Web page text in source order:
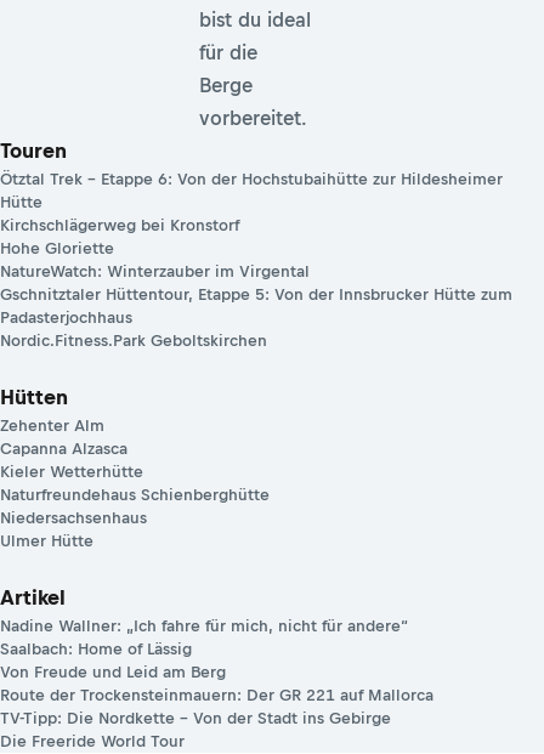
bist du ideal
für die
Berge
vorbereitet.
Touren
Ötztal Trek – Etappe 6: Von der Hochstubaihütte zur Hildesheimer
Hütte
Kirchschlägerweg bei Kronstorf
Hohe Gloriette
NatureWatch: Winterzauber im Virgental
Gschnitztaler Hüttentour, Etappe 5: Von der Innsbrucker Hütte zum
Padasterjochhaus
Nordic.Fitness.Park Geboltskirchen
Hütten
Zehenter Alm
Capanna Alzasca
Kieler Wetterhütte
Naturfreundehaus Schienberghütte
Niedersachsenhaus
Ulmer Hütte
Artikel
Nadine Wallner: „Ich fahre für mich, nicht für andere“
Saalbach: Home of Lässig
Von Freude und Leid am Berg
Route der Trockensteinmauern: Der GR 221 auf Mallorca
TV-Tipp: Die Nordkette – Von der Stadt ins Gebirge
Die Freeride World Tour